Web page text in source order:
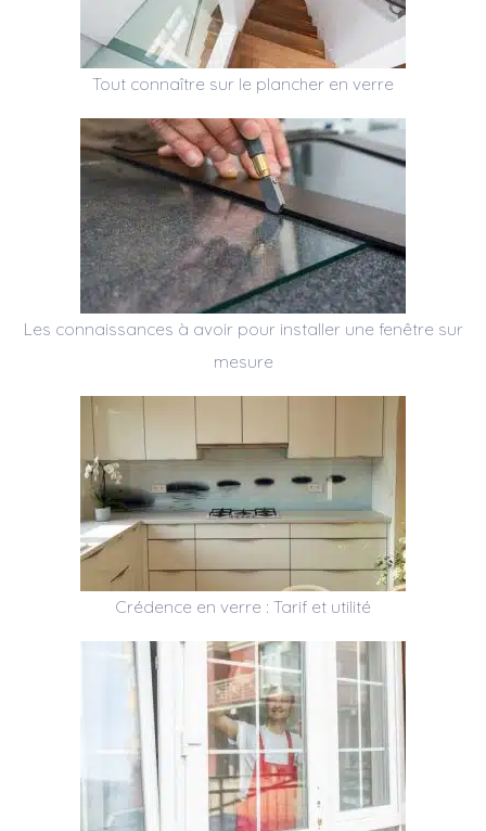
Tout connaître sur le plancher en verre
Les connaissances à avoir pour installer une fenêtre sur
mesure
Crédence en verre : Tarif et utilité